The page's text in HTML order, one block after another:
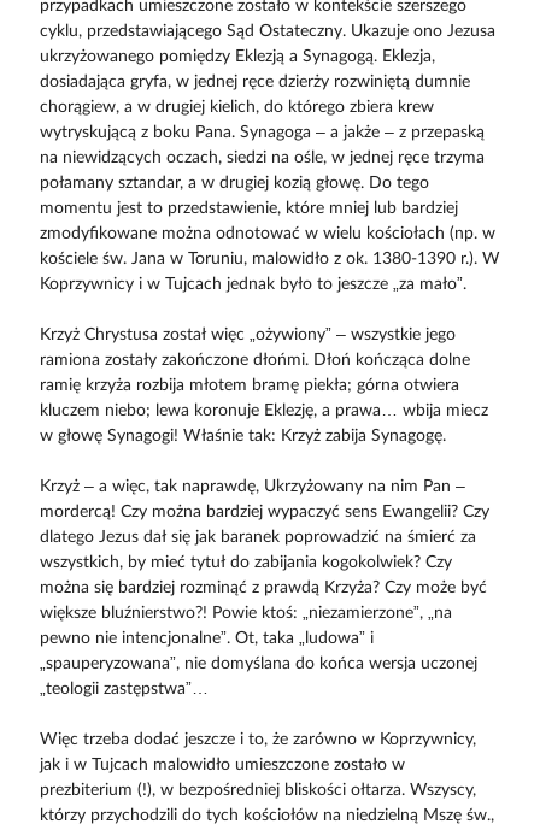
przypadkach umieszczone zostało w kontekście szerszego
cyklu, przedstawiającego Sąd Ostateczny. Ukazuje ono Jezusa
ukrzyżowanego pomiędzy Eklezją a Synagogą. Eklezja,
dosiadająca gryfa, w jednej ręce dzierży rozwiniętą dumnie
chorągiew, a w drugiej kielich, do którego zbiera krew
wytryskującą z boku Pana. Synagoga – a jakże – z przepaską
na niewidzących oczach, siedzi na ośle, w jednej ręce trzyma
połamany sztandar, a w drugiej kozią głowę. Do tego
momentu jest to przedstawienie, które mniej lub bardziej
zmodyfikowane można odnotować w wielu kościołach (np. w
kościele św. Jana w Toruniu, malowidło z ok. 1380-1390 r.). W
Koprzywnicy i w Tujcach jednak było to jeszcze „za mało”.
Krzyż Chrystusa został więc „ożywiony” – wszystkie jego
ramiona zostały zakończone dłońmi. Dłoń kończąca dolne
ramię krzyża rozbija młotem bramę piekła; górna otwiera
kluczem niebo; lewa koronuje Eklezję, a prawa… wbija miecz
w głowę Synagogi! Właśnie tak: Krzyż zabija Synagogę.
Krzyż – a więc, tak naprawdę, Ukrzyżowany na nim Pan –
mordercą! Czy można bardziej wypaczyć sens Ewangelii? Czy
dlatego Jezus dał się jak baranek poprowadzić na śmierć za
wszystkich, by mieć tytuł do zabijania kogokolwiek? Czy
można się bardziej rozminąć z prawdą Krzyża? Czy może być
większe bluźnierstwo?! Powie ktoś: „niezamierzone”, „na
pewno nie intencjonalne”. Ot, taka „ludowa” i
„spauperyzowana”, nie domyślana do końca wersja uczonej
„teologii zastępstwa”…
Więc trzeba dodać jeszcze i to, że zarówno w Koprzywnicy,
jak i w Tujcach malowidło umieszczone zostało w
prezbiterium (!), w bezpośredniej bliskości ołtarza. Wszyscy,
którzy przychodzili do tych kościołów na niedzielną Mszę św.,